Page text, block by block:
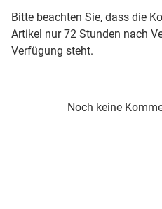
Bitte beachten Sie, dass die
Artikel nur 72 Stunden nach
Verfügung steht.
Noch keine